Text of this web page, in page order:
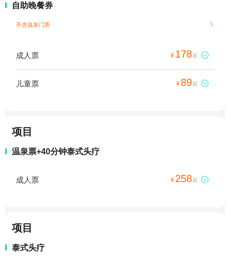
自助晚餐券
不含温泉门票 
成人票 ¥ 178起 
儿童票 ¥ 89起 
项目
温泉票+40分钟泰式头疗
成人票 ¥ 258起 
项目
泰式头疗